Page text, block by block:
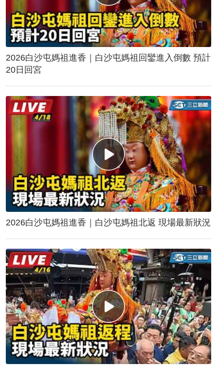
2026白沙屯媽祖進香｜白沙屯媽祖回鑾進入倒數 預計
20日回宮
2026白沙屯媽祖進香｜白沙屯媽祖北返 現場最新狀況